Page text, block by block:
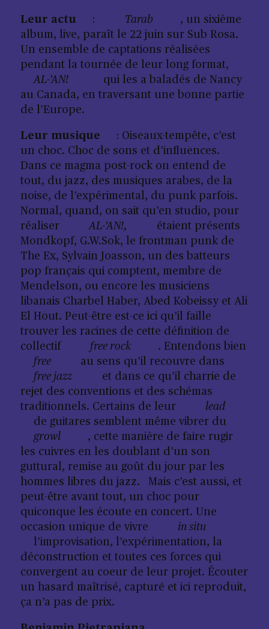
Leur actu : Tarab
, un sixième
album, live, paraît le 22 juin sur Sub Rosa.
Un ensemble de captations réalisées
pendant la tournée de leur long format,
AL-’AN!
qui les a baladés de Nancy
au Canada, en traversant une bonne partie
de l’Europe.
Leur musique
: Oiseaux-tempête, c’est
un choc. Choc de sons et d’influences.
Dans ce magma post-rock on entend de
tout, du jazz, des musiques arabes, de la
noise, de l’expérimental, du punk parfois.
Normal, quand, on sait qu’en studio, pour
réaliser
AL-’AN!,
étaient présents
Mondkopf, G.W.Sok, le frontman punk de
The Ex, Sylvain Joasson, un des batteurs
pop français qui comptent, membre de
Mendelson, ou encore les musiciens
libanais Charbel Haber, Abed Kobeissy et Ali
El Hout. Peut-être est-ce ici qu’il faille
trouver les racines de cette définition de
collectif
free rock
. Entendons bien
free
au sens qu’il recouvre dans
free jazz
et dans ce qu’il charrie de
rejet des conventions et des schémas
traditionnels. Certains de leur
lead
de guitares semblent même vibrer du
growl
, cette manière de faire rugir
les cuivres en les doublant d’un son
guttural, remise au goût du jour par les
hommes libres du jazz. Mais c’est aussi, et
peut-être avant tout, un choc pour
quiconque les écoute en concert. Une
occasion unique de vivre
in situ
l’improvisation, l’expérimentation, la
déconstruction et toutes ces forces qui
convergent au coeur de leur projet. Écouter
un hasard maîtrisé, capturé et ici reproduit,
ça n’a pas de prix.